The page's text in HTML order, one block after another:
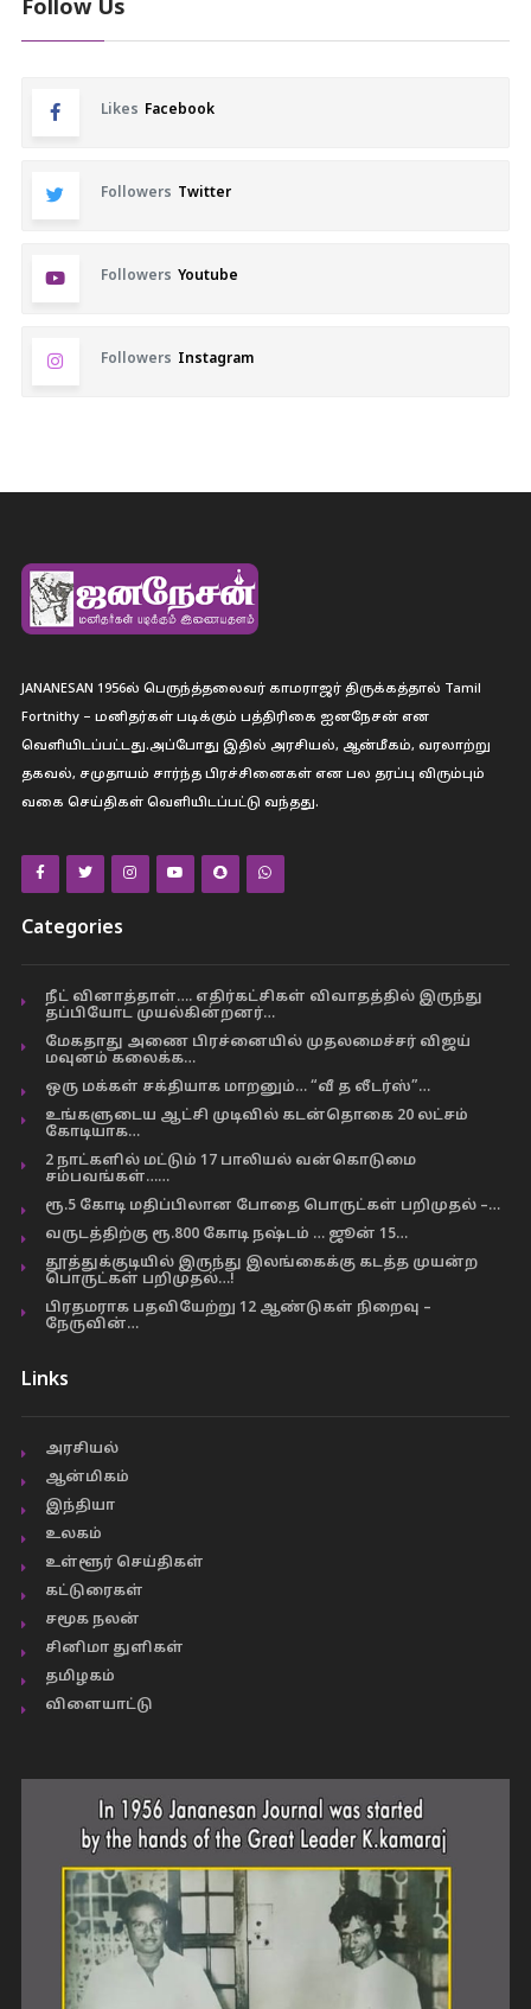
Follow Us
Likes Facebook
Followers Twitter
Followers Youtube
Followers Instagram
JANANESAN 1956ல் பெருந்த்தலைவர் காமராஜர் திருக்கத்தால் Tamil
Fortnithy – மனிதர்கள் படிக்கும் பத்திரிகை ஐனநேசன் என
வெளியிடப்பட்டது.அப்போது இதில் அரசியல், ஆன்மீகம், வரலாற்று
தகவல், சமுதாயம் சார்ந்த பிரச்சினைகள் என பல தரப்பு விரும்பும்
வகை செய்திகள் வெளியிடப்பட்டு வந்தது.
Categories
நீட் வினாத்தாள்…. எதிர்கட்சிகள் விவாதத்தில் இருந்து
தப்பியோட முயல்கின்றனர்…
மேகதாது அணை பிரச்னையில் முதலமைச்சர் விஜய்
மவுனம் கலைக்க…
ஒரு மக்கள் சக்தியாக மாறனும்… “வீ த லீடர்ஸ்”…
உங்களுடைய ஆட்சி முடிவில் கடன்தொகை 20 லட்சம்
கோடியாக…
2 நாட்களில் மட்டும் 17 பாலியல் வன்கொடுமை
சம்பவங்கள்……
ரூ.5 கோடி மதிப்பிலான போதை பொருட்கள் பறிமுதல் –…
வருடத்திற்கு ரூ.800 கோடி நஷ்டம் … ஜூன் 15…
தூத்துக்குடியில் இருந்து இலங்கைக்கு கடத்த முயன்ற
பொருட்கள் பறிமுதல்…!
பிரதமராக பதவியேற்று 12 ஆண்டுகள் நிறைவு –
நேருவின்…
Links
அரசியல்
ஆன்மிகம்
இந்தியா
உலகம்
உள்ளூர் செய்திகள்
கட்டுரைகள்
சமூக நலன்
சினிமா துளிகள்
தமிழகம்
விளையாட்டு